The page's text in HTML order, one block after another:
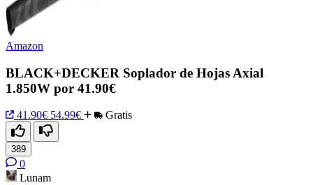
Amazon
BLACK+DECKER Soplador de Hojas Axial
1.850W por 41.90€
41.90€ 54.99€ Gratis
389
0
Lunam